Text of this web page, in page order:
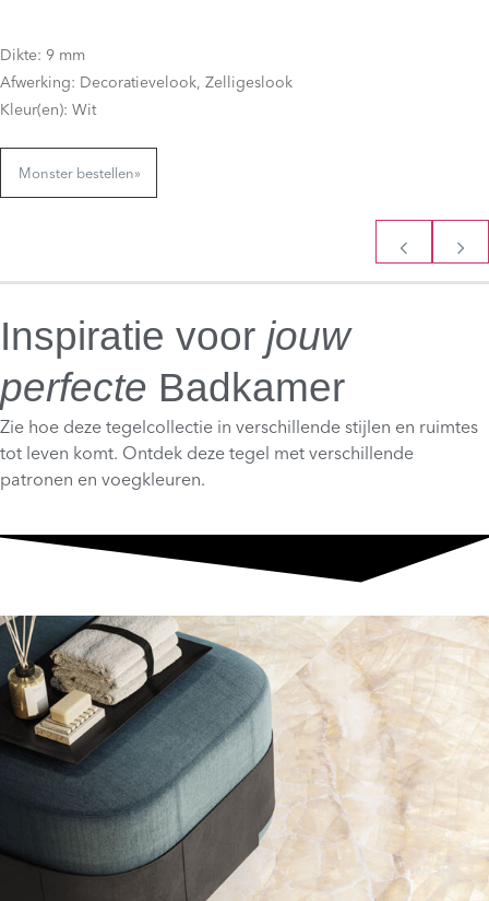
Dikte: 9 mm
Afwerking: Decoratievelook, Zelligeslook
Kleur(en): Wit
Monster bestellen»
Inspiratie voor jouw
perfecte Badkamer
Zie hoe deze tegelcollectie in verschillende stijlen en ruimtes
tot leven komt. Ontdek deze tegel met verschillende
patronen en voegkleuren.